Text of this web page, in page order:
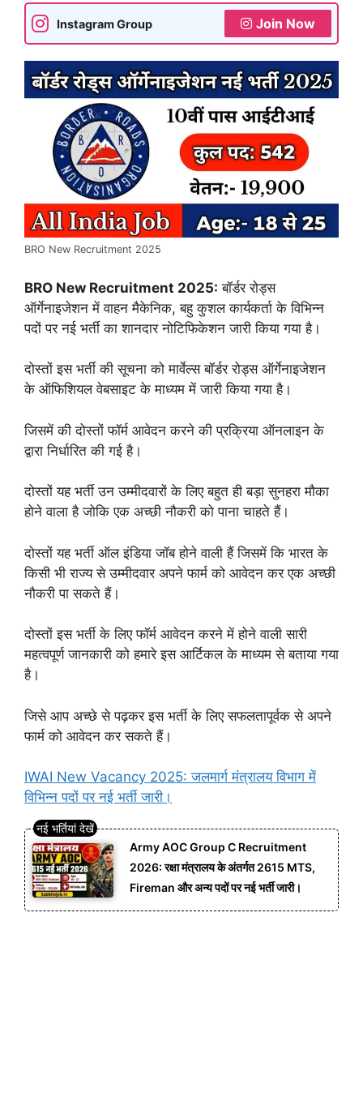
Instagram Group Join Now
BRO New Recruitment 2025
BRO New Recruitment 2025: बॉर्डर रोड्स
ऑर्गेनाइजेशन में वाहन मैकेनिक, बहु कुशल कार्यकर्ता के विभिन्न
पदों पर नई भर्ती का शानदार नोटिफिकेशन जारी किया गया है।
दोस्तों इस भर्ती की सूचना को मार्वेल्स बॉर्डर रोड्स ऑर्गेनाइजेशन
के ऑफिशियल वेबसाइट के माध्यम में जारी किया गया है।
जिसमें की दोस्तों फॉर्म आवेदन करने की प्रक्रिया ऑनलाइन के
द्वारा निर्धारित की गई है।
दोस्तों यह भर्ती उन उम्मीदवारों के लिए बहुत ही बड़ा सुनहरा मौका
होने वाला है जोकि एक अच्छी नौकरी को पाना चाहते हैं।
दोस्तों यह भर्ती ऑल इंडिया जॉब होने वाली हैं जिसमें कि भारत के
किसी भी राज्य से उम्मीदवार अपने फार्म को आवेदन कर एक अच्छी
नौकरी पा सकते हैं।
दोस्तों इस भर्ती के लिए फॉर्म आवेदन करने में होने वाली सारी
महत्वपूर्ण जानकारी को हमारे इस आर्टिकल के माध्यम से बताया गया
है।
जिसे आप अच्छे से पढ़कर इस भर्ती के लिए सफलतापूर्वक से अपने
फार्म को आवेदन कर सकते हैं।
IWAI New Vacancy 2025: जलमार्ग मंत्रालय विभाग में
विभिन्न पदों पर नई भर्ती जारी।
Army AOC Group C Recruitment
2026: रक्षा मंत्रालय के अंतर्गत 2615 MTS,
Fireman और अन्य पदों पर नई भर्ती जारी।